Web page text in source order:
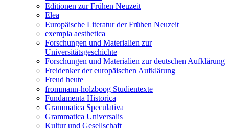
Editionen zur Frühen Neuzeit
Elea
Europäische Literatur der Frühen Neuzeit
exempla aesthetica
Forschungen und Materialien zur
Universitätsgeschichte
Forschungen und Materialien zur deutschen Aufklärung
Freidenker der europäischen Aufklärung
Freud heute
frommann-holzboog Studientexte
Fundamenta Historica
Grammatica Speculativa
Grammatica Universalis
Kultur und Gesellschaft